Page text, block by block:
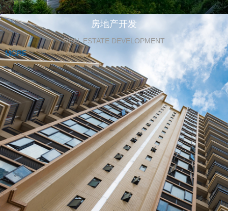
房地产开发
REAL ESTATE DEVELOPMENT
MORE